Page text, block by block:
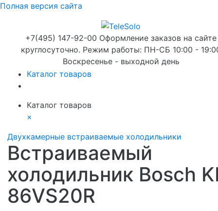
Полная версия сайта
+7(495) 147-92-00 Оформление заказов на сайте
круглосуточно. Режим работы: ПН-СБ 10:00 -
Воскресенье - выходной день
Каталог товаров
Каталог товаров
×
Двухкамерные встраиваемые холодильники
Встраиваемый
холодильник Bosch
86VS20R